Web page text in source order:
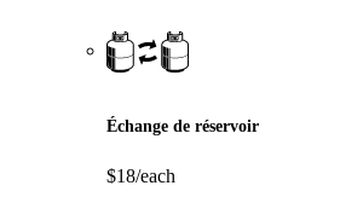
Échange de réservoir
$18/each